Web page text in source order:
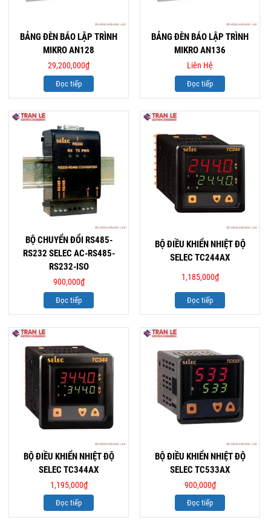
BẢNG ĐÈN BÁO LẬP TRÌNH
MIKRO AN128
29,200,000₫
Đọc tiếp
BẢNG ĐÈN BÁO LẬP TRÌNH
MIKRO AN136
Liên Hệ
Đọc tiếp
BỘ CHUYỂN ĐỔI RS485-
RS232 SELEC AC-RS485-
RS232-ISO
900,000₫
Đọc tiếp
BỘ ĐIỀU KHIỂN NHIỆT ĐỘ
SELEC TC244AX
1,185,000₫
Đọc tiếp
BỘ ĐIỀU KHIỂN NHIỆT ĐỘ
SELEC TC344AX
1,195,000₫
Đọc tiếp
BỘ ĐIỀU KHIỂN NHIỆT ĐỘ
SELEC TC533AX
900,000₫
Đọc tiếp